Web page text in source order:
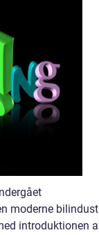
moderne
introduktionen